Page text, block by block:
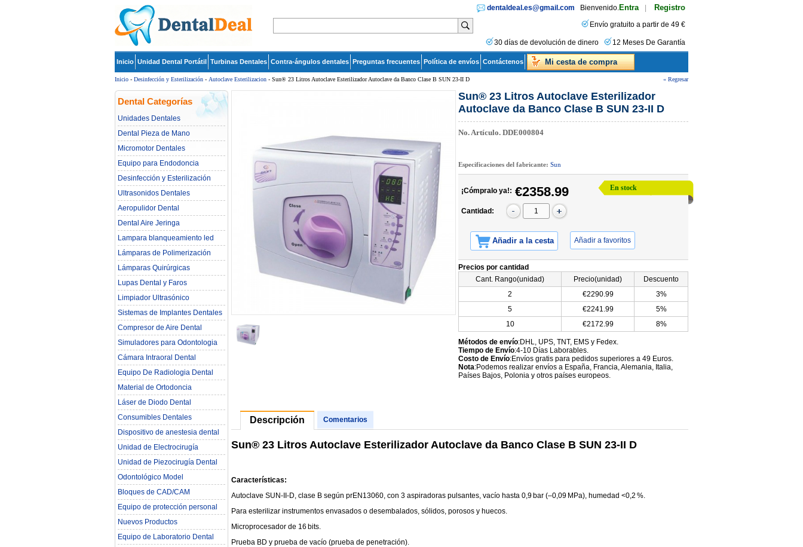
dentaldeal.es@gmail.com Bienvenido.Entra Registro
Envío gratuito a partir de 49 €
30 días de devolución de dinero 12 Meses De Garantía
Inicio Unidad Dental Portátil Turbinas Dentales Contra-ángulos dentales Preguntas frecuentes Política de envíos Contáctenos Mi cesta de compra
Inicio - Desinfección y Esterilización - Autoclave Esterilizacion - Sun® 23 Litros Autoclave Esterilizador Autoclave da Banco Clase B SUN 23-II D « Regresar
Dental Categorías
Unidades Dentales
Dental Pieza de Mano
Micromotor Dentales
Equipo para Endodoncia
Desinfección y Esterilización
Ultrasonidos Dentales
Aeropulidor Dental
Dental Aire Jeringa
Lampara blanqueamiento led
dental
Lámparas de Polimerización
Lámparas Quirúrgicas
Lupas Dental y Faros
Limpiador Ultrasónico
Sistemas de Implantes Dentales
Compresor de Aire Dental
Simuladores para Odontologia
Cámara Intraoral Dental
Equipo De Radiologia Dental‎
Material de Ortodoncia
Láser de Diodo Dental
Consumibles Dentales
Dispositivo de anestesia dental
Unidad de Electrocirugía
Unidad de Piezocirugía Dental
Odontológico Model
Bloques de CAD/CAM
Equipo de protección personal
Nuevos Productos
Equipo de Laboratorio Dental
Sun® 23 Litros Autoclave Esterilizador
Autoclave da Banco Clase B SUN 23-II D
No. Artículo. DDE000804
Especificaciones del fabricante: Sun
En stock
¡Cómpralo ya!: €2358.99
Cantidad:
Añadir a la cesta Añadir a favoritos
Precios por cantidad
Cant. Rango(unidad)
Precio(unidad)
Descuento
2
€2290.99
3%
5
€2241.99
5%
10
€2172.99 8%
Métodos de envío:DHL, UPS, TNT, EMS y Fedex.
Tiempo de Envío:4-10 Días Laborables.
Costo de Envío:Envíos gratis para pedidos superiores a 49 Euros.
Nota:Podemos realizar envíos a España, Francia, Alemania, Italia,
Países Bajos, Polonia y otros países europeos.
Descripción Comentarios
Sun® 23 Litros Autoclave Esterilizador Autoclave da Banco Clase B SUN 23-II D
Características:
Autoclave SUN‑II‑D, clase B según prEN13060, con 3 aspiradoras pulsantes, vacío hasta 0,9 bar (–0,09 MPa), humedad <0,2 %.
Para esterilizar instrumentos envasados o desembalados, sólidos, porosos y huecos.
Microprocesador de 16 bits.
Prueba BD y prueba de vacío (prueba de penetración).